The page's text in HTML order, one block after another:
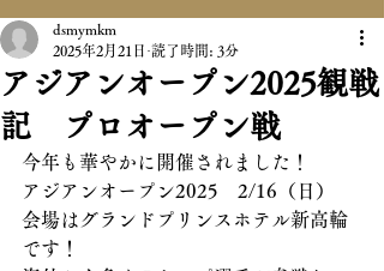
アジアンオープン2025観戦
記 プロオープン戦
dsmymkm
2025年2月21日 読了時間: 3分
今年も華やかに開催されました！
アジアンオープン2025　2/16（日）
会場はグランドプリンスホテル新高輪
です！